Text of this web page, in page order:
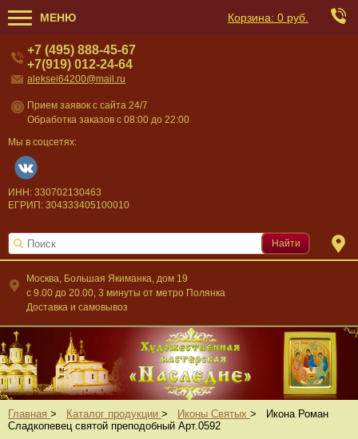
МЕНЮ Корзина: 0 руб.
Москва, Большая Якиманка, дом 19
c 9.00 до 20.00, 3 минуты от метро Полянка
Доставка и самовывоз
+7 (495) 888-45-67
+7(919) 012-24-64
aleksei64200@mail.ru
Прием заявок с сайта 24/7
Обработка заказов с 08:00 до 22:00
Мы в соцсетях:
ИНН: 330702130463
ЕГРИП: 304333405100010
Найти
Главная > Каталог продукции > Иконы Святых >
Икона Роман
Сладкопевец святой преподобный Арт.0592